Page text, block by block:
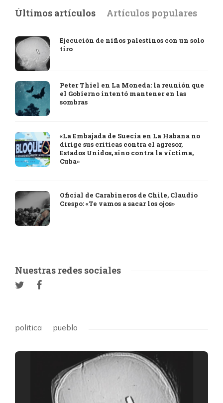
Últimos artículos Artículos populares
Ejecución de niños palestinos con un solo
tiro
Peter Thiel en La Moneda: la reunión que
el Gobierno intentó mantener en las
sombras
«La Embajada de Suecia en La Habana no
dirige sus críticas contra el agresor,
Estados Unidos, sino contra la víctima,
Cuba»
Oficial de Carabineros de Chile, Claudio
Crespo: «Te vamos a sacar los ojos»
Nuestras redes sociales
politica pueblo